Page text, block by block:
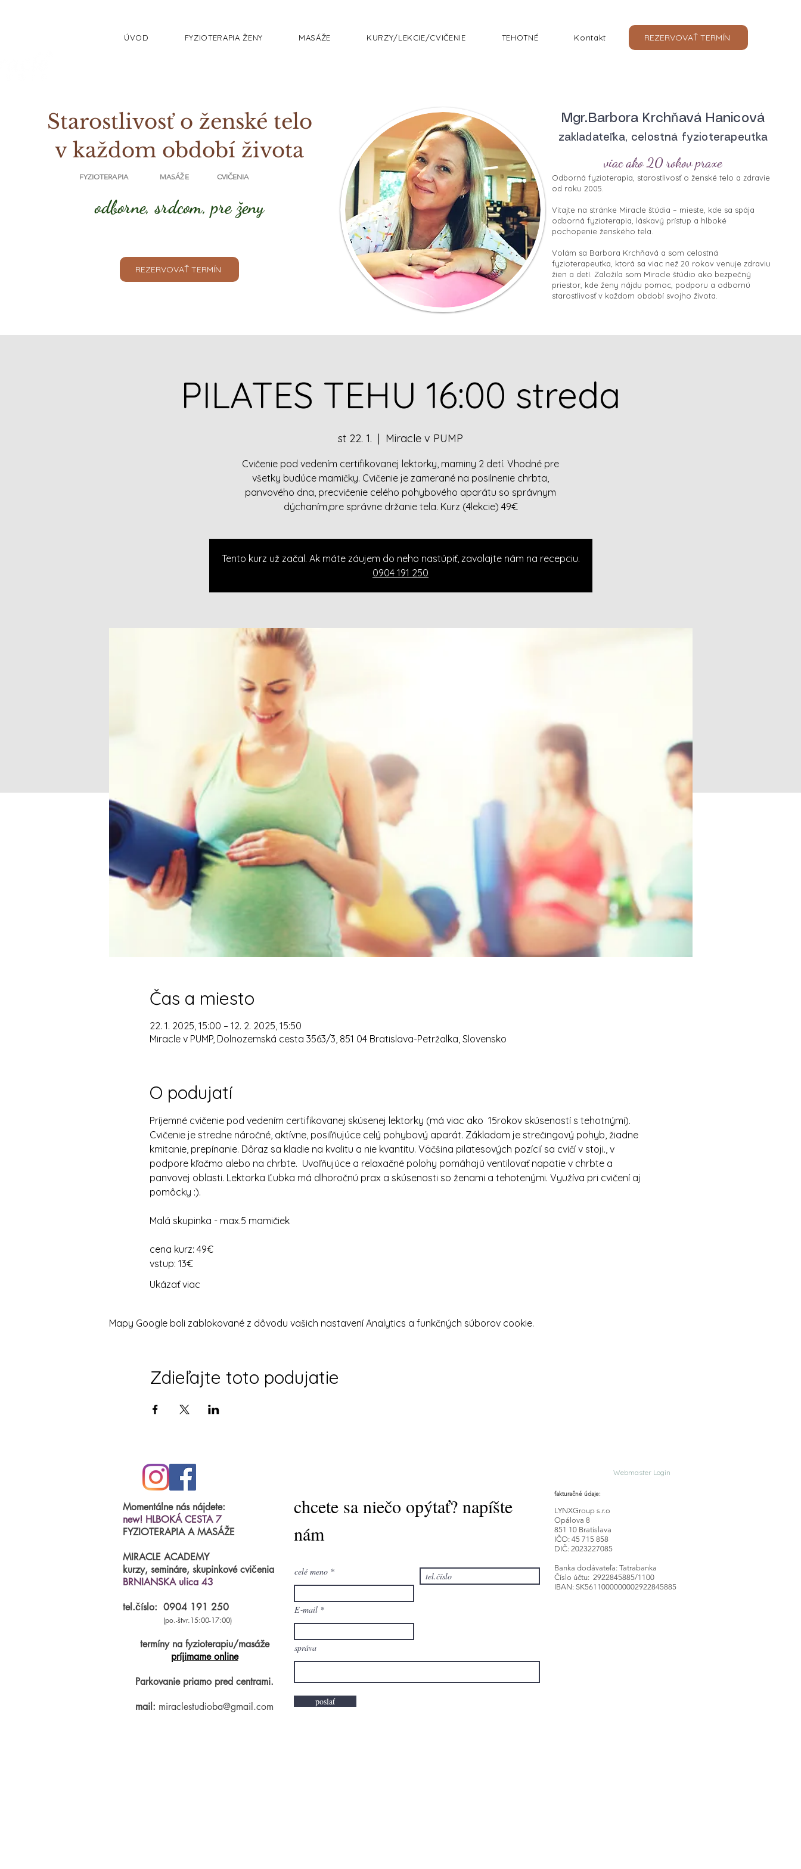
ÚVOD FYZIOTERAPIA ŽENY MASÁŽE KURZY/LEKCIE/CVIČENIE TEHOTNÉ Kontakt REZERVOVAŤ TERMÍN
Starostlivosť o ženské telo
v každom období života
FYZIOTERAPIA MASÁŽE CVIČENIA
odborne, srdcom, pre ženy
REZERVOVAŤ TERMÍN
Mgr.Barbora Krchňavá Hanicová
zakladateľka, celostná fyzioterapeutka
viac ako 20 rokov praxe
Odborná fyzioterapia, starostlivosť o ženské telo a zdravie
od roku 2005.
Vitajte na stránke Miracle štúdia – mieste, kde sa spája
odborná fyzioterapia, láskavý prístup a hlboké
pochopenie ženského tela.
Volám sa Barbora Krchňavá a som celostná
fyzioterapeutka, ktorá sa viac než 20 rokov venuje zdraviu
žien a detí. Založila som Miracle štúdio ako bezpečný
priestor, kde ženy nájdu pomoc, podporu a odbornú
starostlivosť v každom období svojho života.​
PILATES TEHU 16:00 streda
st 22. 1.
  |
Miracle v PUMP
Cvičenie pod vedením certifikovanej lektorky, maminy 2 detí. Vhodné pre
všetky budúce mamičky. Cvičenie je zamerané na posilnenie chrbta,
panvového dna, precvičenie celého pohybového aparátu so správnym
dýchaním,pre správne držanie tela. Kurz (4lekcie) 49€
Tento kurz už začal. Ak máte záujem do neho nastúpiť, zavolajte nám na recepciu.
0904 191 250
Čas a miesto
22. 1. 2025, 15:00 – 12. 2. 2025, 15:50
Miracle v PUMP, Dolnozemská cesta 3563/3, 851 04 Bratislava-Petržalka, Slovensko
O podujatí
Príjemné cvičenie pod vedením certifikovanej skúsenej lektorky (má viac ako  15rokov skúseností s tehotnými).
Cvičenie je stredne náročné, aktívne, posiľňujúce celý pohybový aparát. Základom je strečingový pohyb, žiadne
kmitanie, prepínanie. Dôraz sa kladie na kvalitu a nie kvantitu. Väčšina pilatesových pozícií sa cvičí v stoji., v
podpore kľačmo alebo na chrbte.  Uvoľňujúce a relaxačné polohy pomáhajú ventilovať napätie v chrbte a
panvovej oblasti. Lektorka Ľubka má dlhoročnú prax a skúsenosti so ženami a tehotenými. Využíva pri cvičení aj
pomôcky :).
Malá skupinka - max.5 mamičiek
cena kurz: 49€
vstup: 13€
Ukázať viac
Mapy Google boli zablokované z dôvodu vašich nastavení Analytics a funkčných súborov cookie.
Zdieľajte toto podujatie
Momentálne nás nájdete:
new! HLBOKÁ CESTA 7
FYZIOTERAPIA A MASÁŽE
MIRACLE ACADEMY
kurzy, semináre, skupinkové cvičenia
BRNIANSKA ulica 43
tel.číslo: 0904 191 250
(po.-štvr.15:00-17:00)
termíny na fyzioterapiu/masáže
príjimame online
Parkovanie priamo pred centrami.
mail: miraclestudioba@gmail.com
chcete sa niečo opýtať? napíšte
nám
celé meno
E‑mail
správa
poslať
Webmaster Login
fakturačné údaje:
LYNXGroup s.r.o
Opálova 8
851 10 Bratislava
IČO: 45 715 858
DIČ: 2023227085
Banka dodávateľa: Tatrabanka
Číslo účtu: 2922845885/1100
IBAN: SK5611000000002922845885